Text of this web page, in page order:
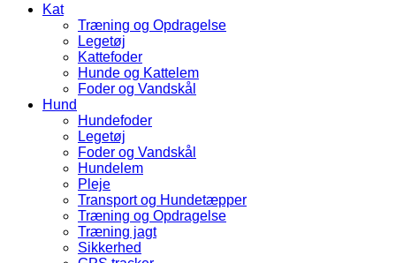
Kat
Træning og Opdragelse
Legetøj
Kattefoder
Hunde og Kattelem
Foder og Vandskål
Hund
Hundefoder
Legetøj
Foder og Vandskål
Hundelem
Pleje
Transport og Hundetæpper
Træning og Opdragelse
Træning jagt
Sikkerhed